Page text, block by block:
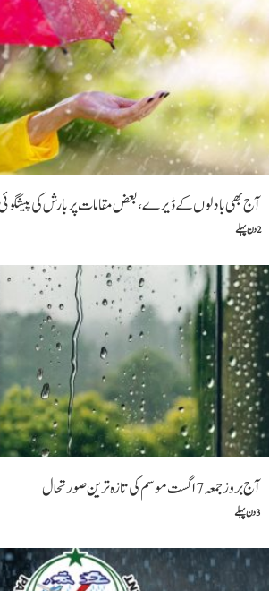
آج بھی بادلوں کے ڈیرے ، بعض مقامات پر بارش کی پیشگوئی
2 دن پہلے
آج بروز جمعہ 7 اگست موسم کی تازہ ترین صورتحال
3 دن پہلے